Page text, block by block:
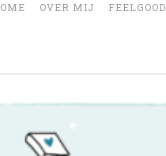
OVER MIJ FEELGOOD